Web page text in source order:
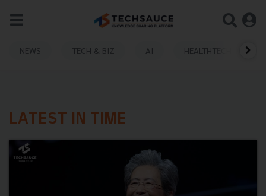
NEWS TECH & BIZ AI HEALTHTECH
LATEST IN TIME